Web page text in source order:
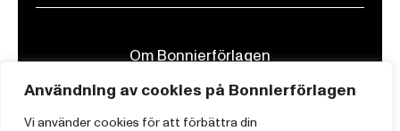
Användning av cookies på Bonnierförlagen
Vi använder cookies för att förbättra din
Om Bonnierförlagen
Cookies
Integritetspolicy